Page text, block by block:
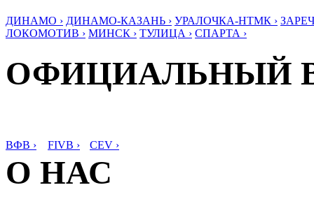
ДИНАМО › ДИНАМО-КАЗАНЬ › УРАЛОЧКА-НТМК ›
ЛОКОМОТИВ › МИНСК › ТУЛИЦА › СПАРТА ›
ОФИЦИАЛЬНЫЙ
ВФВ › FIVB › CEV ›
О НАС